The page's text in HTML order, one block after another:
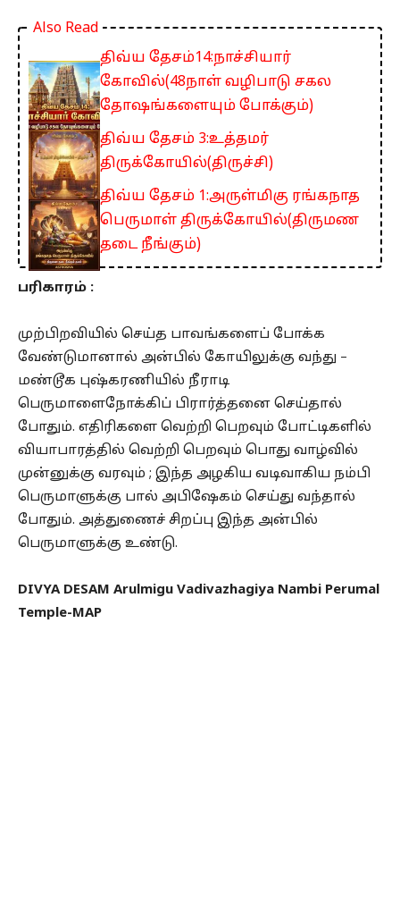
Also Read
திவ்ய தேசம்14:நாச்சியார்
கோவில்(48நாள் வழிபாடு சகல
தோஷங்களையும் போக்கும்)
திவ்ய தேசம் 3:உத்தமர்
திருக்கோயில்(திருச்சி)
திவ்ய தேசம் 1:அருள்மிகு ரங்கநாத
பெருமாள் திருக்கோயில்(திருமண
தடை நீங்கும்)
பரிகாரம் :
முற்பிறவியில் செய்த பாவங்களைப் போக்க
வேண்டுமானால் அன்பில் கோயிலுக்கு வந்து –
மண்டூக புஷ்கரணியில் நீராடி
பெருமாளைநோக்கிப் பிரார்த்தனை செய்தால்
போதும். எதிரிகளை வெற்றி பெறவும் போட்டிகளில்
வியாபாரத்தில் வெற்றி பெறவும் பொது வாழ்வில்
முன்னுக்கு வரவும் ; இந்த அழகிய வடிவாகிய நம்பி
பெருமாளுக்கு பால் அபிஷேகம் செய்து வந்தால்
போதும். அத்துணைச் சிறப்பு இந்த அன்பில்
பெருமாளுக்கு உண்டு.
DIVYA DESAM Arulmigu Vadivazhagiya Nambi Perumal
Temple-MAP